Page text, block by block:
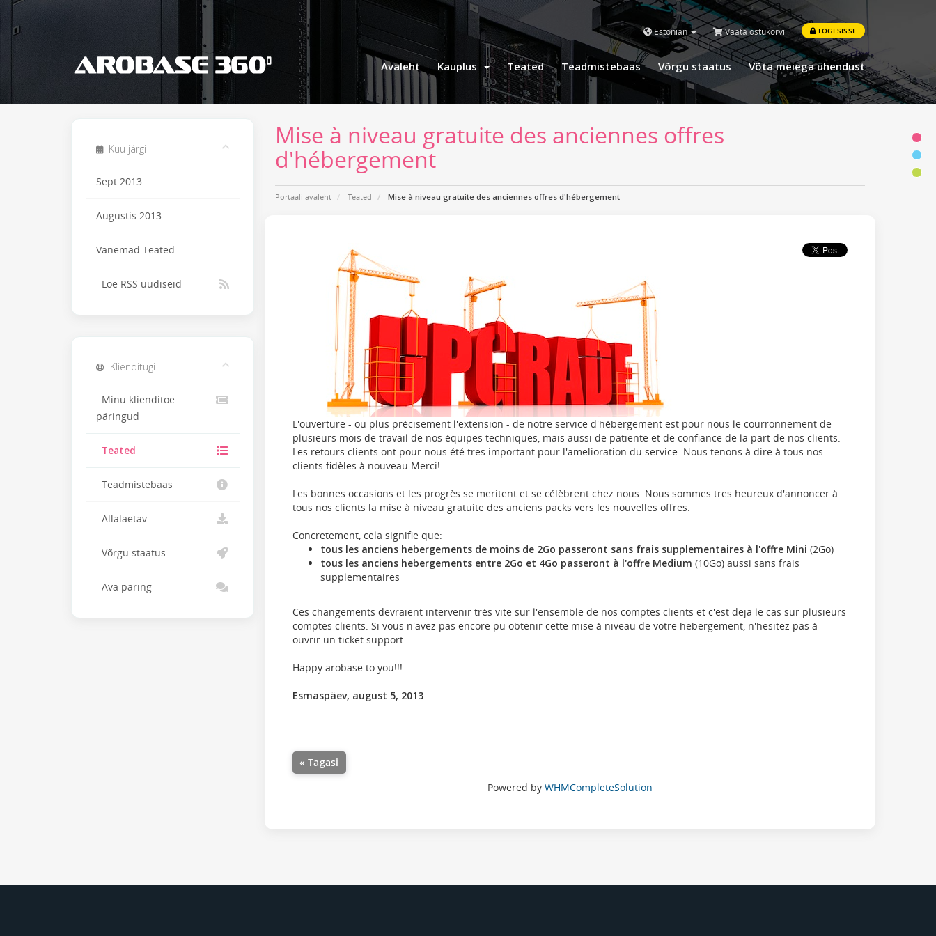
Estonian Vaata ostukorvi LOGI SISSE
Avaleht Kauplus Teated Teadmistebaas Võrgu staatus Võta meiega ühendust
Mise à niveau gratuite des anciennes offres
d'hébergement
Portaali avaleht Teated Mise à niveau gratuite des anciennes offres d'hébergement
Kuu järgi
Sept 2013
Augustis 2013
Vanemad Teated...
Loe RSS uudiseid
L'ouverture - ou plus précisement l'extension - de notre service d'hébergement est pour nous le courronnement de
plusieurs mois de travail de nos équipes techniques, mais aussi de patiente et de confiance de la part de nos clients.
Les retours clients ont pour nous été tres important pour l'amelioration du service. Nous tenons à dire à tous nos
clients fidèles à nouveau Merci!
Les bonnes occasions et les progrès se meritent et se célèbrent chez nous. Nous sommes tres heureux d'annoncer à
tous nos clients la mise à niveau gratuite des anciens packs vers les nouvelles offres.
Concretement, cela signifie que:
tous les anciens hebergements de moins de 2Go passeront sans frais supplementaires à l'offre Mini (2Go)
tous les anciens hebergements entre 2Go et 4Go passeront à l'offre Medium (10Go) aussi sans frais
supplementaires
Ces changements devraient intervenir très vite sur l'ensemble de nos comptes clients et c'est deja le cas sur plusieurs
comptes clients. Si vous n'avez pas encore pu obtenir cette mise à niveau de votre hebergement, n'hesitez pas à
ouvrir un ticket support.
Happy arobase to you!!!
Esmaspäev, august 5, 2013
« Tagasi
Powered by WHMCompleteSolution
Klienditugi
Minu klienditoe
päringud
Teated
Teadmistebaas
Allalaetav
Võrgu staatus
Ava päring